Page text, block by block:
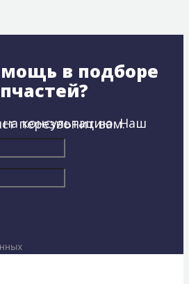
в подборе
Наш специалист перезвонит вам.